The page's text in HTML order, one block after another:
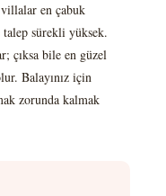
en çabuk
talep sürekli yüksek.
çıksa bile en güzel
Balayınız için
zorunda kalmak